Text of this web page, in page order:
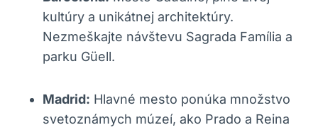
kultúry a unikátnej architektúry.
Nezmeškajte návštevu Sagrada Família a
parku Güell.
Madrid: Hlavné mesto ponúka množstvo
svetoznámych múzeí, ako Prado a Reina